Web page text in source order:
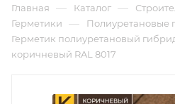
Главная — Каталог —
Герметики — Полиуретановые
Герметик полиуретановый
коричневый RAL 8017